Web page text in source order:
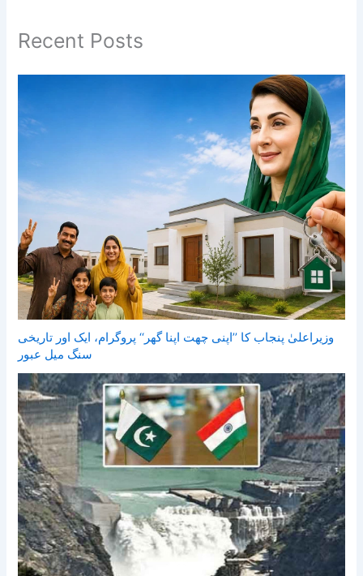
Recent Posts
وزیراعلیٰ پنجاب کا ’’اپنی چھت اپنا گھر‘‘ پروگرام، ایک اور تاریخی
سنگ میل عبور